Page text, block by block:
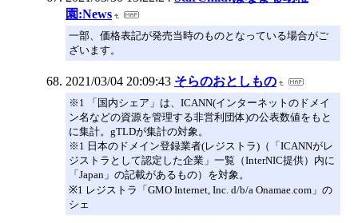
園:News
一部、価格表記が発売当時のものとなっている場合がご
ざいます。
2021/03/04 20:09:43 そらのおとしもの
※1 「国内シェア」は、ICANN(インターネットのドメイ
ン名などの資源を管理する非営利団体)の公表数値をもと
に集計。gTLDが集計の対象。
※1 日本のドメイン登録業者(レジストラ)（「ICANNがレ
ジストラとして認定した企業」一覧（InterNIC提供）内に
「Japan」の記載があるもの）を対象。
※1 レジストラ「GMO Internet, Inc. d/b/a Onamae.com」の
シェ